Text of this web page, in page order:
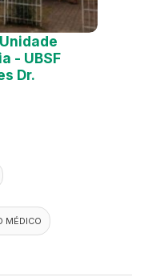
- UBSF
Dr.
MÉDICO